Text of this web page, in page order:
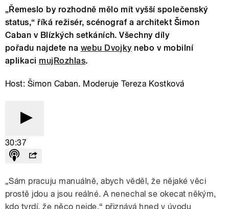
„Řemeslo by rozhodně mělo mít vyšší společenský
status,“ říká režisér, scénograf a architekt Šimon
Caban v Blízkých setkáních. Všechny díly
pořadu najdete na webu Dvojky nebo v mobilní
aplikaci mujRozhlas.
Host: Šimon Caban. Moderuje Tereza Kostková
30:37
„Sám pracuju manuálně, abych věděl, že nějaké věci
prostě jdou a jsou reálné. A nenechal se okecat někým,
kdo tvrdí, že něco nejde,“ přiznává hned v úvodu